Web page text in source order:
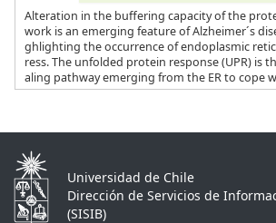
Alteration in the buffering capacity of the
work is an emerging feature of Alzheimer´s
ghlighting the occurrence of endoplasmic
ress. The unfolded protein response (UPR) is
aling pathway emerging from the ER to cope
Universidad de Chile
Dirección de Servicios de
(SISIB)